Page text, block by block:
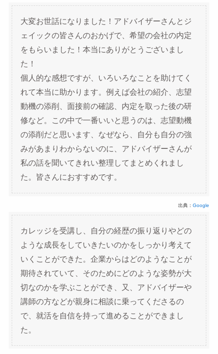
大変お世話になりました！アドバイザーさんとジ
ェイックの皆さんのおかげで、希望の会社の内定
をもらいました！本当にありがとうございまし
た！
個人的な感想ですが、いろいろなことを助けてく
れて本当に助かります。例えば会社の紹介、志望
動機の添削、面接前の確認、内定を取った後の研
修など。この中で一番いいと思うのは、志望動機
の添削だと思います、なぜなら、自分も自分の強
みがあまりわからないのに、アドバイザーさんが
私の話を聞いてきれい整理してまとめくれまし
た。皆さんにおすすめです。
出典：Google
カレッジを受講し、自分の経歴の振り返りやどの
ような成長をしていきたいのかをしっかり考えて
いくことができた。企業からはどのようなことが
期待されていて、そのためにどのような姿勢が大
切なのかを学ぶことができ、又、アドバイザーや
講師の方などが親身に相談に乗ってくださるの
で、就活を自信を持って進めることができまし
た。